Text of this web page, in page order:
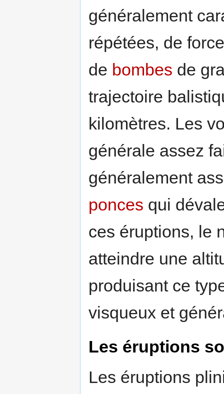
généralement
répétées, de
de bombes de
trajectoire
kilomètres. Les
générale assez
généralement
ponces qui
ces éruptions, le
atteindre une
produisant ce
visqueux et
Les éruptions
Les éruptions